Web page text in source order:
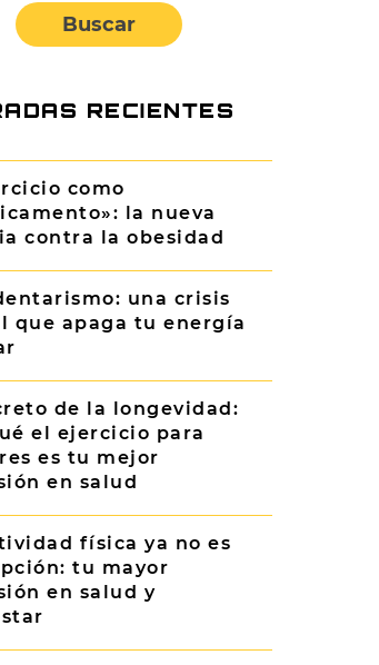
RECIENTES
como
la nueva
contra la obesidad
una crisis
que apaga tu energía
de la longevidad:
el ejercicio para
es tu mejor
en salud
física ya no es
tu mayor
en salud y